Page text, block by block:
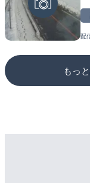
配
もっ